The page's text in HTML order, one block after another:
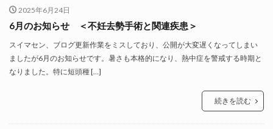
2025年6月24日
6月のお知らせ ＜不妊去勢手術と関連疾患＞
スイマセン、ブログ更新作業をミスしており、公開が大変遅くなってしまい
ましたが6月のお知らせです。暑さも本格的になり、熱中症を警戒する時期と
なりました。特に短頭種 […]
続きを読む